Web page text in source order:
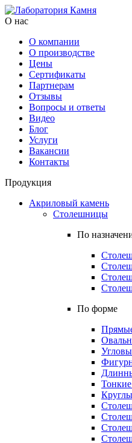
О нас
О компании
О производстве
Цены
Cертификаты
Партнерам
Отзывы
Вопросы и ответы
Видео
Блог
Услуги
Вакансии
Контакты
Продукция
Акриловый камень
Столешницы
По
По форме